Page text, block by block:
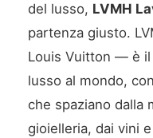
del lusso, LVMH
partenza giusto.
Louis Vuitton — è il
lusso al mondo,
che spaziano dalla
gioielleria, dai vini